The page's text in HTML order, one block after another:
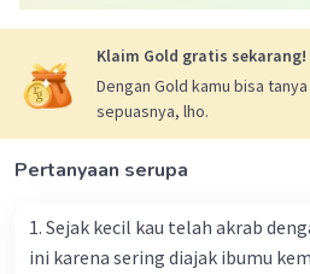
Klaim Gold gratis sekarang!
Dengan Gold kamu bisa
sepuasnya, lho.
Pertanyaan serupa
1. Sejak kecil kau telah akrab
ini karena sering diajak ibumu